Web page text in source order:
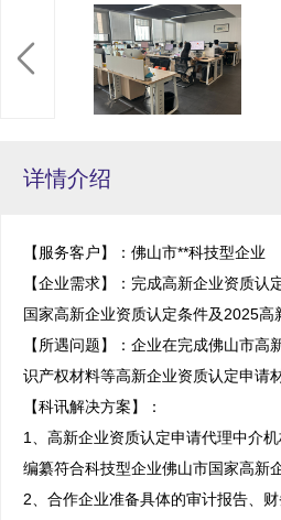
详情介绍
【服务客户】：佛山市**科技型企业
【企业需求】：完成高新企业资质
国家高新企业资质认定条件及2025
【所遇问题】：企业在完成佛山市
识产权材料等高新企业资质认定申请
【科讯解决方案】：
1、高新企业资质认定申请代理中介
编纂符合科技型企业佛山市国家高新
2、合作企业准备具体的审计报告、